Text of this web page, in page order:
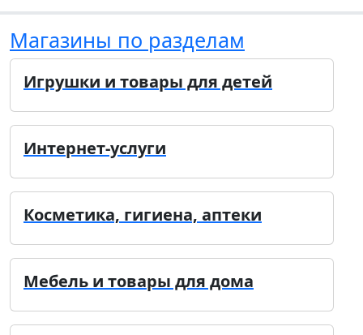
Магазины по разделам
Игрушки и товары для детей
Интернет-услуги
Косметика, гигиена, аптеки
Мебель и товары для дома